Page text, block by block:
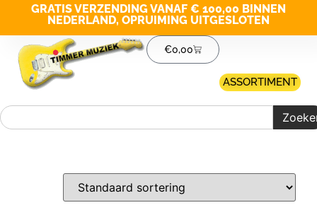
GRATIS VERZENDING VANAF € 100,00 BINNEN
NEDERLAND, OPRUIMING UITGESLOTEN
€0,00
ASSORTIMENT
Merk filter